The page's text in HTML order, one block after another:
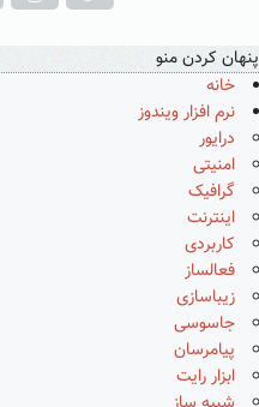
پنهان کردن منو
خانه
نرم افزار ویندوز
درایور
امنیتی
گرافیک
اینترنت
کاربردی
فعالساز
زیباسازی
جاسوسی
پیامرسان
ابزار رایت